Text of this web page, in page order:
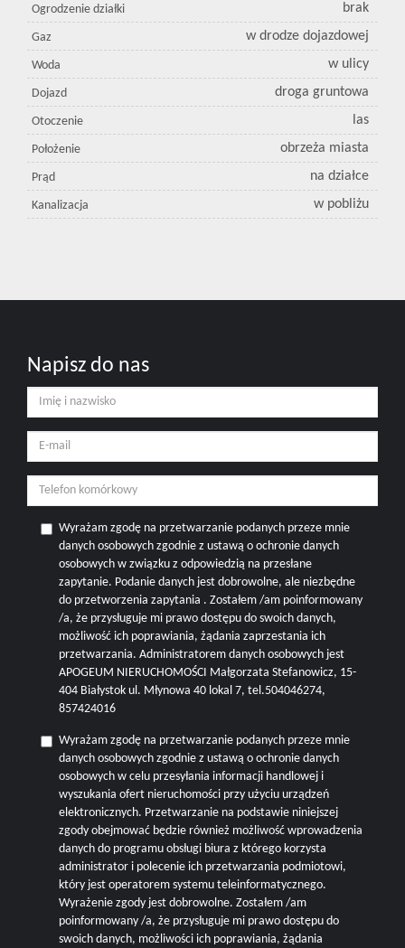
Ogrodzenie działki brak
Gaz w drodze dojazdowej
Woda w ulicy
Dojazd droga gruntowa
Otoczenie las
Położenie obrzeża miasta
Prąd na działce
Kanalizacja w pobliżu
Napisz do nas
Wyrażam zgodę na przetwarzanie podanych przeze mnie
danych osobowych zgodnie z ustawą o ochronie danych
osobowych w związku z odpowiedzią na przesłane
zapytanie. Podanie danych jest dobrowolne, ale niezbędne
do przetworzenia zapytania . Zostałem /am poinformowany
/a, że przysługuje mi prawo dostępu do swoich danych,
możliwość ich poprawiania, żądania zaprzestania ich
przetwarzania. Administratorem danych osobowych jest
APOGEUM NIERUCHOMOŚCI Małgorzata Stefanowicz, 15-
404 Białystok ul. Młynowa 40 lokal 7, tel.504046274,
857424016
Wyrażam zgodę na przetwarzanie podanych przeze mnie
danych osobowych zgodnie z ustawą o ochronie danych
osobowych w celu przesyłania informacji handlowej i
wyszukania ofert nieruchomości przy użyciu urządzeń
elektronicznych. Przetwarzanie na podstawie niniejszej
zgody obejmować będzie również możliwość wprowadzenia
danych do programu obsługi biura z którego korzysta
administrator i polecenie ich przetwarzania podmiotowi,
który jest operatorem systemu teleinformatycznego.
Wyrażenie zgody jest dobrowolne. Zostałem /am
poinformowany /a, że przysługuje mi prawo dostępu do
swoich danych, możliwości ich poprawiania, żądania